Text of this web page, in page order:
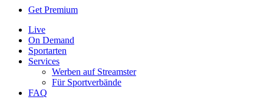
Get Premium
Live
On Demand
Sportarten
Services
Werben auf Streamster
Für Sportverbände
FAQ